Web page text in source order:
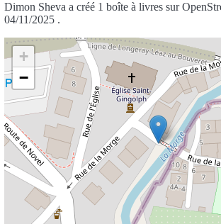
Dimon Sheva a créé 1 boîte à livres sur
04/11/2025 .
+
−